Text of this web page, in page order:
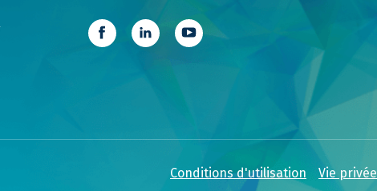
Conditions d'utilisation Vie privée